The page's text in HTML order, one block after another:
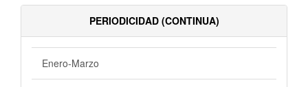
PERIODICIDAD (CONTINUA)
Enero-Marzo